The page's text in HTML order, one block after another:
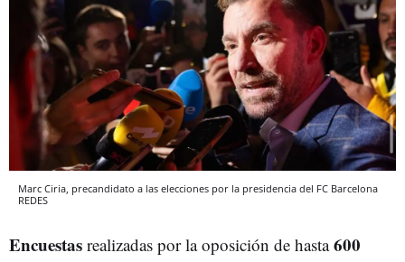
Marc Ciria, precandidato a las elecciones por la presidencia del FC Barcelona
REDES
Encuestas realizadas por la oposición de hasta600